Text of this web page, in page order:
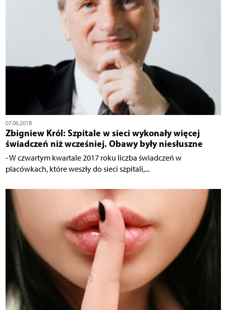
07.06.2018
Zbigniew Król: Szpitale w sieci wykonały więcej
świadczeń niż wcześniej. Obawy były niesłuszne
- W czwartym kwartale 2017 roku liczba świadczeń w
placówkach, które weszły do sieci szpitali,...